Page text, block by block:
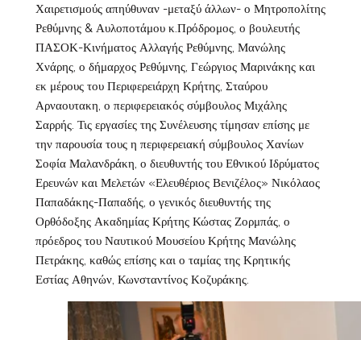
Χαιρετισμούς απηύθυναν -μεταξύ άλλων- ο Μητροπολίτης
Ρεθύμνης & Αυλοποτάμου κ.Πρόδρομος, ο βουλευτής
ΠΑΣΟΚ-Κινήματος Αλλαγής Ρεθύμνης, Μανώλης
Χνάρης, ο δήμαρχος Ρεθύμνης, Γεώργιος Μαρινάκης και
εκ μέρους του Περιφερειάρχη Κρήτης, Σταύρου
Αρναουτακη, ο περιφερειακός σύμβουλος Μιχάλης
Σαρρής. Τις εργασίες της Συνέλευσης τίμησαν επίσης με
την παρουσία τους η περιφερειακή σύμβουλος Χανίων
Σοφία Μαλανδράκη, ο διευθυντής του Εθνικού Ιδρύματος
Ερευνών και Μελετών «Ελευθέριος Βενιζέλος» Νικόλαος
Παπαδάκης-Παπαδής, ο γενικός διευθυντής της
Ορθόδοξης Ακαδημίας Κρήτης Κώστας Ζορμπάς, ο
πρόεδρος του Ναυτικού Μουσείου Κρήτης Μανώλης
Πετράκης, καθώς επίσης και ο ταμίας της Κρητικής
Εστίας Αθηνών, Κωνσταντίνος Κοζυράκης.